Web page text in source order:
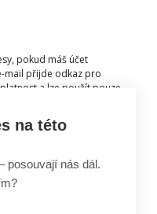
pokud máš účet
mail přijde odkaz pro
a lze použít pouze
na této
posouvají nás dál.